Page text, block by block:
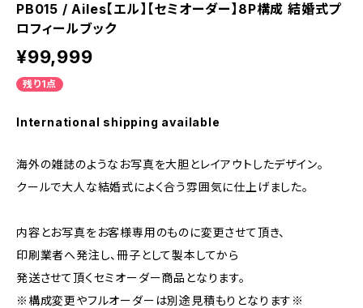
PB015 / Ailes【エル】【セミオーダー】8P構成 結婚式プ
ロフィールブック
¥99,999
残り1点
International shipping available
海外の雑誌のようなお写真を大胆とレイアウトしたデザイン。
クールで大人な結婚式によく合う雰囲気に仕上げました。
内容とお写真をお客様専用のものに変更させて頂き、
印刷業者へ発注し、冊子として製本してから
発送させて頂くセミオーダー商品となります。
※構成変更やフルオーダーは別途見積もりとなります※